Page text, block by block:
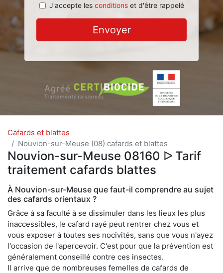
J'accepte les conditionset d'être rappelé
Envoyer
Cafards et blattes
Nouvion-sur-Meuse (08) cafards et blattes
Nouvion-sur-Meuse 08160 ᐅ Tarif
traitement cafards blattes
À Nouvion-sur-Meuse que faut-il comprendre au sujet
des cafards orientaux ?
Grâce à sa faculté à se dissimuler dans les lieux les plus
inaccessibles, le cafard rayé peut rentrer chez vous et
vous exposer à toutes ses nocivités, sans que vous n'ayez
l'occasion de l'apercevoir. C'est pour que la prévention est
généralement conseillé contre ces insectes.
Il arrive que de nombreuses femelles de cafards de